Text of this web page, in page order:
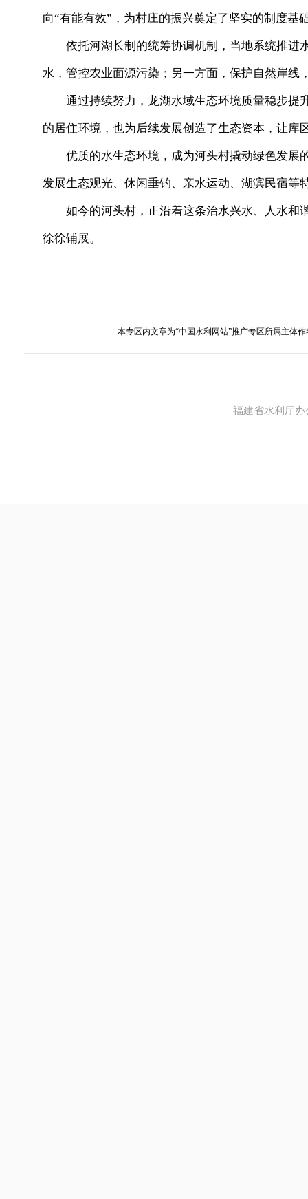
向“有能有效”，为村庄的振兴奠定了坚实的制度基
依托河湖长制的统筹协调机制，当地系统推进
水，管控农业面源污染；另一方面，保护自然岸线
通过持续努力，龙湖水域生态环境质量稳步提
的居住环境，也为后续发展创造了生态资本，让库
优质的水生态环境，成为河头村撬动绿色发展
发展生态观光、休闲垂钓、亲水运动、湖滨民宿等
如今的河头村，正沿着这条治水兴水、人水和
徐徐铺展。
本专区内文章为“中国水利网站”推广专区所属主体
福建省水利厅